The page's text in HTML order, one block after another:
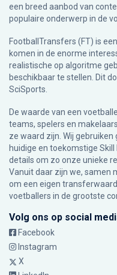
een breed aanbod van
populaire onderwerp in de
FootballTransfers (FT) is
komen in de enorme
realistische op algoritme
beschikbaar te stellen. Dit
SciSports
De waarde van een
teams, spelers en
ze waard zijn. Wij
huidige en toekomstige
details om zo onze unieke
Vanuit daar zijn we, samen
om een eigen
voetballers in de grootste
Volg ons op social
Facebook
Instagram
X